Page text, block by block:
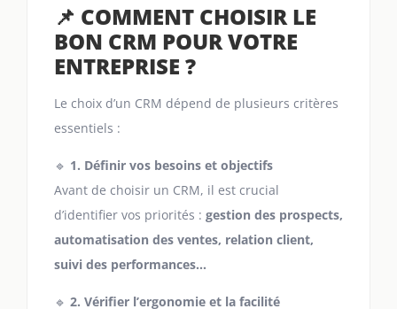
📌 COMMENT CHOISIR LE
BON CRM POUR VOTRE
ENTREPRISE ?
Le choix d’un CRM dépend de plusieurs critères
essentiels :
🔹 1. Définir vos besoins et objectifs
Avant de choisir un CRM, il est crucial
d’identifier vos priorités : gestion des prospects,
automatisation des ventes, relation client,
suivi des performances…
🔹 2. Vérifier l’ergonomie et la facilité